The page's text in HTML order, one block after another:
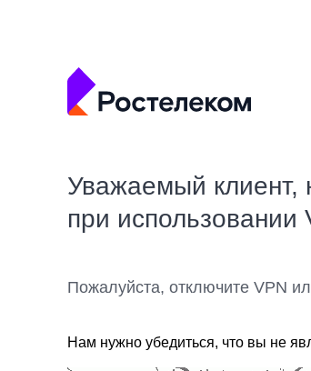
Уважаемый клиент,
при использовании
Пожалуйста, отключите VPN
Нам нужно убедиться, что вы не